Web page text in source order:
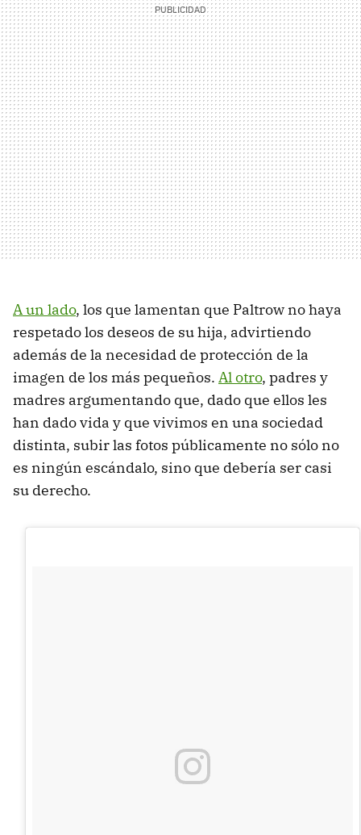
A un lado, los que lamentan que Paltrow no haya
respetado los deseos de su hija, advirtiendo
además de la necesidad de protección de la
imagen de los más pequeños. Al otro, padres y
madres argumentando que, dado que ellos les
han dado vida y que vivimos en una sociedad
distinta, subir las fotos públicamente no sólo no
es ningún escándalo, sino que debería ser casi
su derecho.